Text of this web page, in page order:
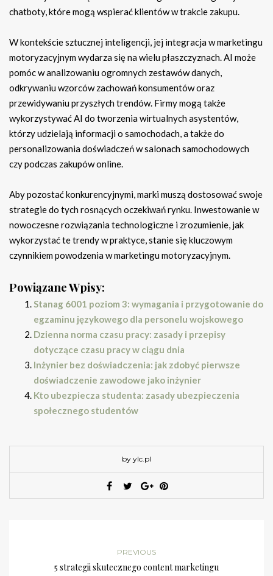
chatboty, które mogą wspierać klientów w trakcie zakupu.
W kontekście sztucznej inteligencji, jej integracja w marketingu
motoryzacyjnym wydarza się na wielu płaszczyznach. AI może
pomóc w analizowaniu ogromnych zestawów danych,
odkrywaniu wzorców zachowań konsumentów oraz
przewidywaniu przyszłych trendów. Firmy mogą także
wykorzystywać AI do tworzenia wirtualnych asystentów,
którzy udzielają informacji o samochodach, a także do
personalizowania doświadczeń w salonach samochodowych
czy podczas zakupów online.
Aby pozostać konkurencyjnymi, marki muszą dostosować swoje
strategie do tych rosnących oczekiwań rynku. Inwestowanie w
nowoczesne rozwiązania technologiczne i zrozumienie, jak
wykorzystać te trendy w praktyce, stanie się kluczowym
czynnikiem powodzenia w marketingu motoryzacyjnym.
Powiązane Wpisy:
Stanag 6001 poziom 3: wymagania i przygotowanie do
egzaminu językowego dla personelu wojskowego
Dzienna norma czasu pracy: zasady i przepisy
dotyczące czasu pracy w ciągu dnia
Inżynier bez doświadczenia: jak zdobyć pierwsze
doświadczenie zawodowe jako inżynier
Kto ubezpiecza studenta: zasady ubezpieczenia
społecznego studentów
by ylc.pl
PREVIOUS
5 strategii skutecznego content marketingu